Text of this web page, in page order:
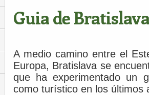
Guia de Bratislava
A medio camino entre el
Europa, Bratislava se
que ha experimentado un
como turístico en los últimos